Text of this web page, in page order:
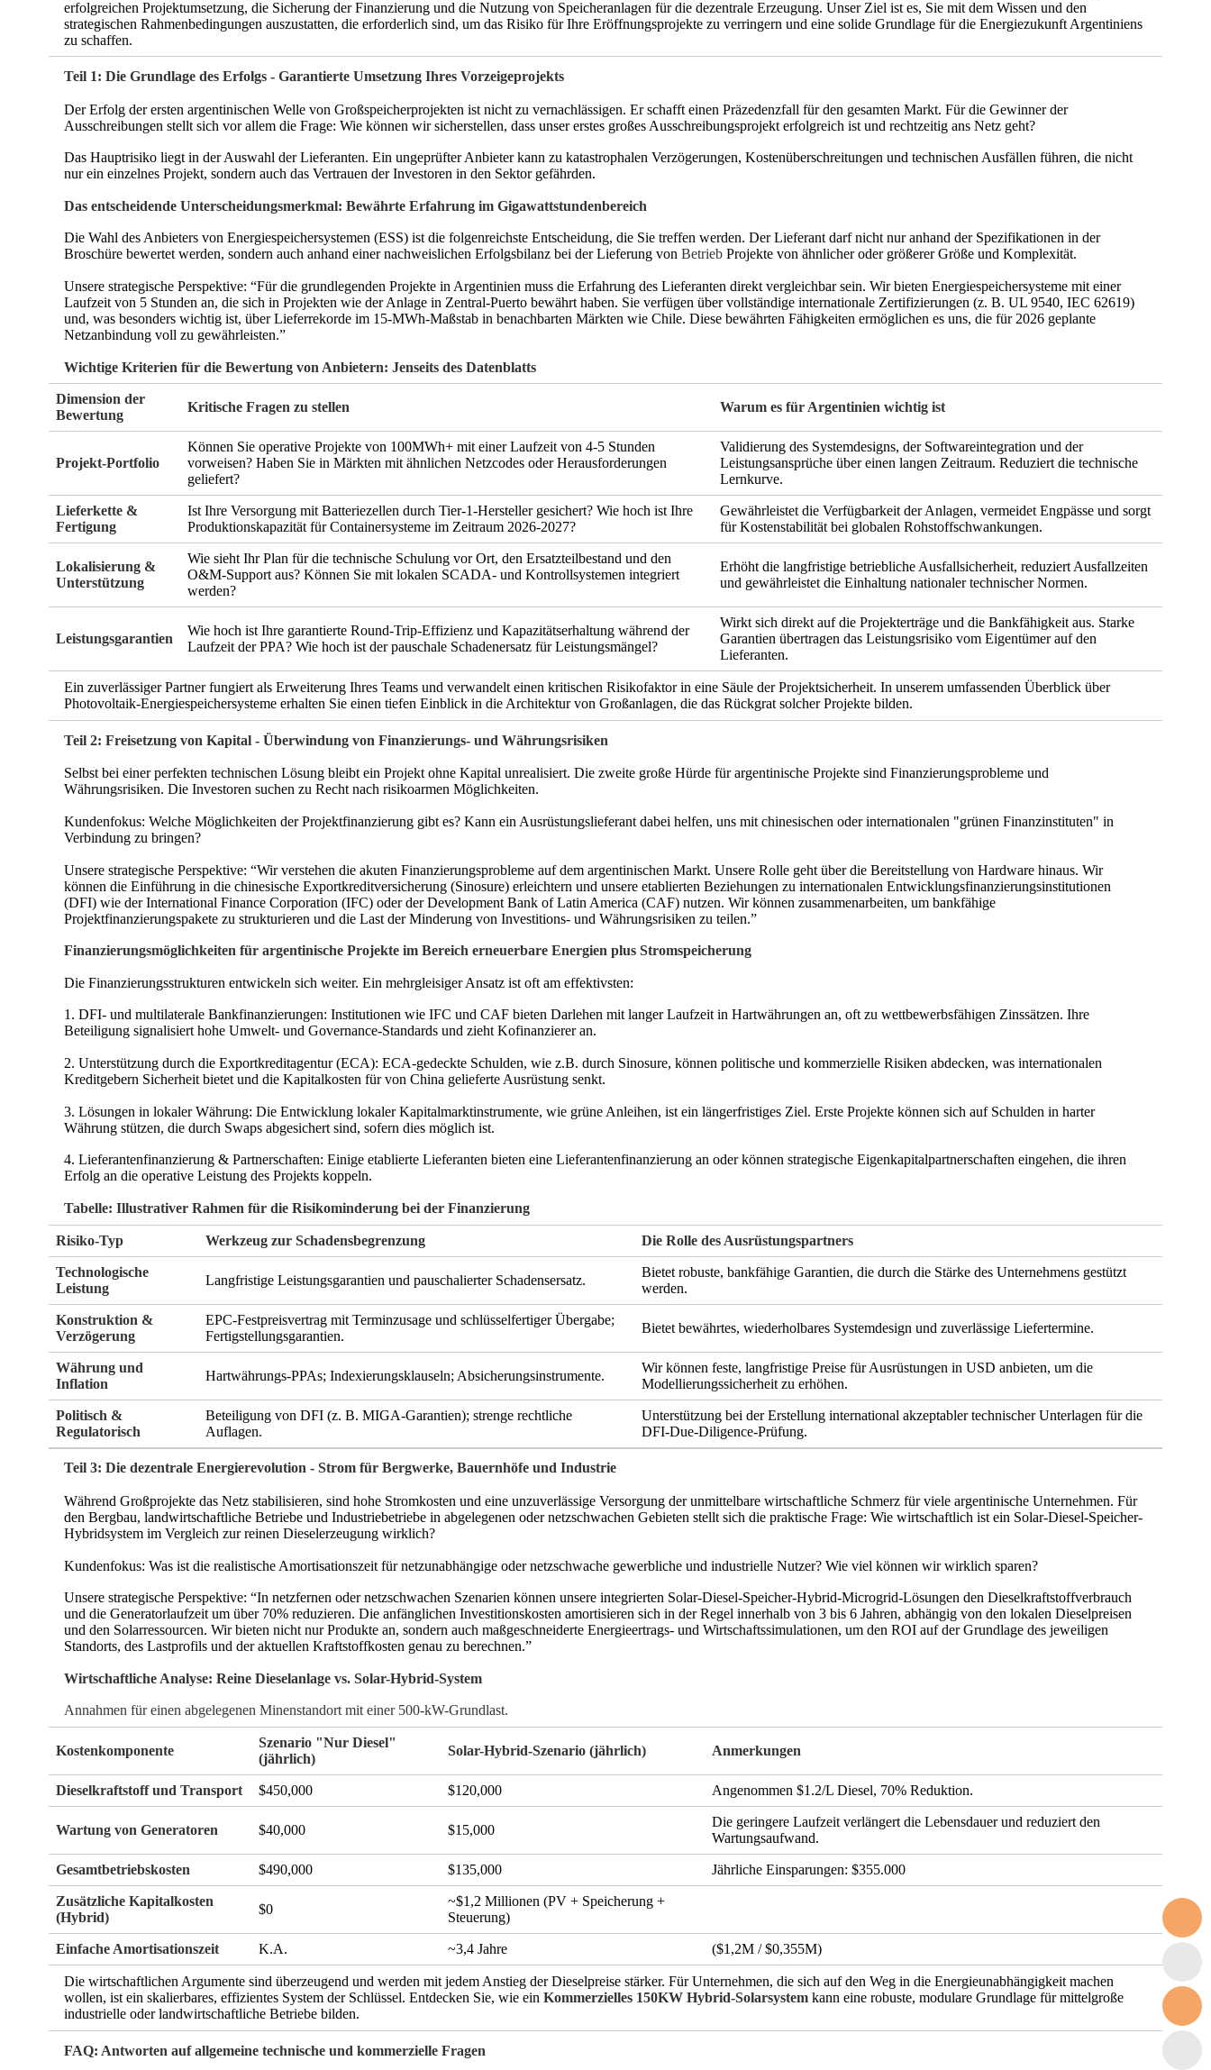
erfolgreichen Projektumsetzung, die Sicherung der Finanzierung und die Nutzung von Speicheranlagen für die dezentrale Erzeugung. Unser Ziel ist es, Sie mit dem Wissen und den
strategischen Rahmenbedingungen auszustatten, die erforderlich sind, um das Risiko für Ihre Eröffnungsprojekte zu verringern und eine solide Grundlage für die Energiezukunft Argentiniens
zu schaffen.
Teil 1: Die Grundlage des Erfolgs - Garantierte Umsetzung Ihres Vorzeigeprojekts
Der Erfolg der ersten argentinischen Welle von Großspeicherprojekten ist nicht zu vernachlässigen. Er schafft einen Präzedenzfall für den gesamten Markt. Für die Gewinner der
Ausschreibungen stellt sich vor allem die Frage: Wie können wir sicherstellen, dass unser erstes großes Ausschreibungsprojekt erfolgreich ist und rechtzeitig ans Netz geht?
Das Hauptrisiko liegt in der Auswahl der Lieferanten. Ein ungeprüfter Anbieter kann zu katastrophalen Verzögerungen, Kostenüberschreitungen und technischen Ausfällen führen, die nicht
nur ein einzelnes Projekt, sondern auch das Vertrauen der Investoren in den Sektor gefährden.
Das entscheidende Unterscheidungsmerkmal: Bewährte Erfahrung im Gigawattstundenbereich
Die Wahl des Anbieters von Energiespeichersystemen (ESS) ist die folgenreichste Entscheidung, die Sie treffen werden. Der Lieferant darf nicht nur anhand der Spezifikationen in der
Broschüre bewertet werden, sondern auch anhand einer nachweislichen Erfolgsbilanz bei der Lieferung vonBetrieb Projekte von ähnlicher oder größerer Größe und Komplexität.
Unsere strategische Perspektive: “Für die grundlegenden Projekte in Argentinien muss die Erfahrung des Lieferanten direkt vergleichbar sein. Wir bieten Energiespeichersysteme mit einer
Laufzeit von 5 Stunden an, die sich in Projekten wie der Anlage in Zentral-Puerto bewährt haben. Sie verfügen über vollständige internationale Zertifizierungen (z. B. UL 9540, IEC 62619)
und, was besonders wichtig ist, über Lieferrekorde im 15-MWh-Maßstab in benachbarten Märkten wie Chile. Diese bewährten Fähigkeiten ermöglichen es uns, die für 2026 geplante
Netzanbindung voll zu gewährleisten.”
Wichtige Kriterien für die Bewertung von Anbietern: Jenseits des Datenblatts
Dimension der
Bewertung
Kritische Fragen zu stellen Warum es für Argentinien wichtig ist
Projekt-Portfolio
Können Sie operative Projekte von 100MWh+ mit einer Laufzeit von 4-5 Stunden
vorweisen? Haben Sie in Märkten mit ähnlichen Netzcodes oder Herausforderungen
geliefert?
Validierung des Systemdesigns, der Softwareintegration und der
Leistungsansprüche über einen langen Zeitraum. Reduziert die technische
Lernkurve.
Lieferkette &
Fertigung
Ist Ihre Versorgung mit Batteriezellen durch Tier-1-Hersteller gesichert? Wie hoch ist Ihre
Produktionskapazität für Containersysteme im Zeitraum 2026-2027?
Gewährleistet die Verfügbarkeit der Anlagen, vermeidet Engpässe und sorgt
für Kostenstabilität bei globalen Rohstoffschwankungen.
Lokalisierung &
Unterstützung
Wie sieht Ihr Plan für die technische Schulung vor Ort, den Ersatzteilbestand und den
O&M-Support aus? Können Sie mit lokalen SCADA- und Kontrollsystemen integriert
werden?
Erhöht die langfristige betriebliche Ausfallsicherheit, reduziert Ausfallzeiten
und gewährleistet die Einhaltung nationaler technischer Normen.
Leistungsgarantien
Wie hoch ist Ihre garantierte Round-Trip-Effizienz und Kapazitätserhaltung während der
Laufzeit der PPA? Wie hoch ist der pauschale Schadenersatz für Leistungsmängel?
Wirkt sich direkt auf die Projekterträge und die Bankfähigkeit aus. Starke
Garantien übertragen das Leistungsrisiko vom Eigentümer auf den
Lieferanten.
Ein zuverlässiger Partner fungiert als Erweiterung Ihres Teams und verwandelt einen kritischen Risikofaktor in eine Säule der Projektsicherheit. In unserem umfassenden Überblick über
Photovoltaik-Energiespeichersysteme erhalten Sie einen tiefen Einblick in die Architektur von Großanlagen, die das Rückgrat solcher Projekte bilden.
Teil 2: Freisetzung von Kapital - Überwindung von Finanzierungs- und Währungsrisiken
Selbst bei einer perfekten technischen Lösung bleibt ein Projekt ohne Kapital unrealisiert. Die zweite große Hürde für argentinische Projekte sind Finanzierungsprobleme und
Währungsrisiken. Die Investoren suchen zu Recht nach risikoarmen Möglichkeiten.
Kundenfokus: Welche Möglichkeiten der Projektfinanzierung gibt es? Kann ein Ausrüstungslieferant dabei helfen, uns mit chinesischen oder internationalen "grünen Finanzinstituten" in
Verbindung zu bringen?
Unsere strategische Perspektive: “Wir verstehen die akuten Finanzierungsprobleme auf dem argentinischen Markt. Unsere Rolle geht über die Bereitstellung von Hardware hinaus. Wir
können die Einführung in die chinesische Exportkreditversicherung (Sinosure) erleichtern und unsere etablierten Beziehungen zu internationalen Entwicklungsfinanzierungsinstitutionen
(DFI) wie der International Finance Corporation (IFC) oder der Development Bank of Latin America (CAF) nutzen. Wir können zusammenarbeiten, um bankfähige
Projektfinanzierungspakete zu strukturieren und die Last der Minderung von Investitions- und Währungsrisiken zu teilen.”
Finanzierungsmöglichkeiten für argentinische Projekte im Bereich erneuerbare Energien plus Stromspeicherung
Die Finanzierungsstrukturen entwickeln sich weiter. Ein mehrgleisiger Ansatz ist oft am effektivsten:
1. DFI- und multilaterale Bankfinanzierungen: Institutionen wie IFC und CAF bieten Darlehen mit langer Laufzeit in Hartwährungen an, oft zu wettbewerbsfähigen Zinssätzen. Ihre
Beteiligung signalisiert hohe Umwelt- und Governance-Standards und zieht Kofinanzierer an.
2. Unterstützung durch die Exportkreditagentur (ECA): ECA-gedeckte Schulden, wie z.B. durch Sinosure, können politische und kommerzielle Risiken abdecken, was internationalen
Kreditgebern Sicherheit bietet und die Kapitalkosten für von China gelieferte Ausrüstung senkt.
3. Lösungen in lokaler Währung: Die Entwicklung lokaler Kapitalmarktinstrumente, wie grüne Anleihen, ist ein längerfristiges Ziel. Erste Projekte können sich auf Schulden in harter
Währung stützen, die durch Swaps abgesichert sind, sofern dies möglich ist.
4. Lieferantenfinanzierung & Partnerschaften: Einige etablierte Lieferanten bieten eine Lieferantenfinanzierung an oder können strategische Eigenkapitalpartnerschaften eingehen, die ihren
Erfolg an die operative Leistung des Projekts koppeln.
Tabelle: Illustrativer Rahmen für die Risikominderung bei der Finanzierung
Risiko-Typ Werkzeug zur Schadensbegrenzung Die Rolle des Ausrüstungspartners
Technologische
Leistung
Langfristige Leistungsgarantien und pauschalierter Schadensersatz.
Bietet robuste, bankfähige Garantien, die durch die Stärke des Unternehmens gestützt
werden.
Konstruktion &
Verzögerung
EPC-Festpreisvertrag mit Terminzusage und schlüsselfertiger Übergabe;
Fertigstellungsgarantien.
Bietet bewährtes, wiederholbares Systemdesign und zuverlässige Liefertermine.
Währung und
Inflation
Hartwährungs-PPAs; Indexierungsklauseln; Absicherungsinstrumente.
Wir können feste, langfristige Preise für Ausrüstungen in USD anbieten, um die
Modellierungssicherheit zu erhöhen.
Politisch &
Regulatorisch
Beteiligung von DFI (z. B. MIGA-Garantien); strenge rechtliche
Auflagen.
Unterstützung bei der Erstellung international akzeptabler technischer Unterlagen für die
DFI-Due-Diligence-Prüfung.
Teil 3: Die dezentrale Energierevolution - Strom für Bergwerke, Bauernhöfe und Industrie
Während Großprojekte das Netz stabilisieren, sind hohe Stromkosten und eine unzuverlässige Versorgung der unmittelbare wirtschaftliche Schmerz für viele argentinische Unternehmen. Für
den Bergbau, landwirtschaftliche Betriebe und Industriebetriebe in abgelegenen oder netzschwachen Gebieten stellt sich die praktische Frage: Wie wirtschaftlich ist ein Solar-Diesel-Speicher-
Hybridsystem im Vergleich zur reinen Dieselerzeugung wirklich?
Kundenfokus: Was ist die realistische Amortisationszeit für netzunabhängige oder netzschwache gewerbliche und industrielle Nutzer? Wie viel können wir wirklich sparen?
Unsere strategische Perspektive: “In netzfernen oder netzschwachen Szenarien können unsere integrierten Solar-Diesel-Speicher-Hybrid-Microgrid-Lösungen den Dieselkraftstoffverbrauch
und die Generatorlaufzeit um über 70% reduzieren. Die anfänglichen Investitionskosten amortisieren sich in der Regel innerhalb von 3 bis 6 Jahren, abhängig von den lokalen Dieselpreisen
und den Solarressourcen. Wir bieten nicht nur Produkte an, sondern auch maßgeschneiderte Energieertrags- und Wirtschaftssimulationen, um den ROI auf der Grundlage des jeweiligen
Standorts, des Lastprofils und der aktuellen Kraftstoffkosten genau zu berechnen.”
Wirtschaftliche Analyse: Reine Dieselanlage vs. Solar-Hybrid-System
Annahmen für einen abgelegenen Minenstandort mit einer 500-kW-Grundlast.
Kostenkomponente
Szenario "Nur Diesel"
(jährlich)
Solar-Hybrid-Szenario (jährlich) Anmerkungen
Dieselkraftstoff und Transport $450,000 $120,000 Angenommen $1.2/L Diesel, 70% Reduktion.
Wartung von Generatoren $40,000 $15,000
Die geringere Laufzeit verlängert die Lebensdauer und reduziert den
Wartungsaufwand.
Gesamtbetriebskosten $490,000 $135,000 Jährliche Einsparungen: $355.000
Zusätzliche Kapitalkosten
(Hybrid)
$0
~$1,2 Millionen (PV + Speicherung +
Steuerung)
Einfache Amortisationszeit K.A. ~3,4 Jahre ($1,2M / $0,355M)
Die wirtschaftlichen Argumente sind überzeugend und werden mit jedem Anstieg der Dieselpreise stärker. Für Unternehmen, die sich auf den Weg in die Energieunabhängigkeit machen
wollen, ist ein skalierbares, effizientes System der Schlüssel. Entdecken Sie, wie einKommerzielles 150KW Hybrid-Solarsystem kann eine robuste, modulare Grundlage für mittelgroße
industrielle oder landwirtschaftliche Betriebe bilden.
FAQ: Antworten auf allgemeine technische und kommerzielle Fragen